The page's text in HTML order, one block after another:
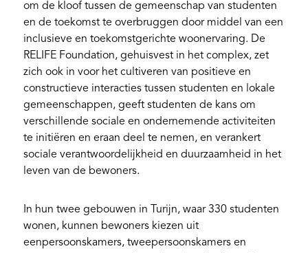
om de kloof tussen de gemeenschap van studenten
en de toekomst te overbruggen door middel van een
inclusieve en toekomstgerichte woonervaring. De
RELIFE Foundation, gehuisvest in het complex, zet
zich ook in voor het cultiveren van positieve en
constructieve interacties tussen studenten en lokale
gemeenschappen, geeft studenten de kans om
verschillende sociale en ondernemende activiteiten
te initiëren en eraan deel te nemen, en verankert
sociale verantwoordelijkheid en duurzaamheid in het
leven van de bewoners.
In hun twee gebouwen in Turijn, waar 330 studenten
wonen, kunnen bewoners kiezen uit
eenpersoonskamers, tweepersoonskamers en